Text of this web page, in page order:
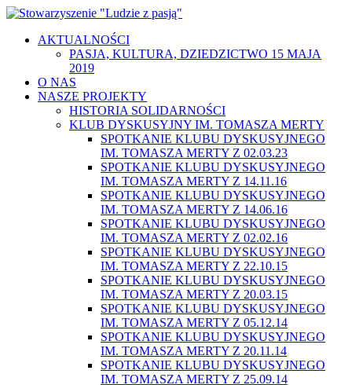
AKTUALNOŚCI
PASJA, KULTURA, DZIEDZICTWO 15 MAJA
2019
O NAS
NASZE PROJEKTY
HISTORIA SOLIDARNOŚCI
KLUB DYSKUSYJNY IM. TOMASZA MERTY
SPOTKANIE KLUBU DYSKUSYJNEGO
IM. TOMASZA MERTY Z 02.03.23
SPOTKANIE KLUBU DYSKUSYJNEGO
IM. TOMASZA MERTY Z 14.11.16
SPOTKANIE KLUBU DYSKUSYJNEGO
IM. TOMASZA MERTY Z 14.06.16
SPOTKANIE KLUBU DYSKUSYJNEGO
IM. TOMASZA MERTY Z 02.02.16
SPOTKANIE KLUBU DYSKUSYJNEGO
IM. TOMASZA MERTY Z 22.10.15
SPOTKANIE KLUBU DYSKUSYJNEGO
IM. TOMASZA MERTY Z 20.03.15
SPOTKANIE KLUBU DYSKUSYJNEGO
IM. TOMASZA MERTY Z 05.12.14
SPOTKANIE KLUBU DYSKUSYJNEGO
IM. TOMASZA MERTY Z 20.11.14
SPOTKANIE KLUBU DYSKUSYJNEGO
IM. TOMASZA MERTY Z 25.09.14